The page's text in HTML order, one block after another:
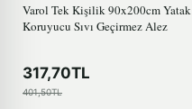
Varol Tek Kişilik 90x200cm Yatak
Koruyucu Sıvı Geçirmez Alez
317,70TL
401,50TL